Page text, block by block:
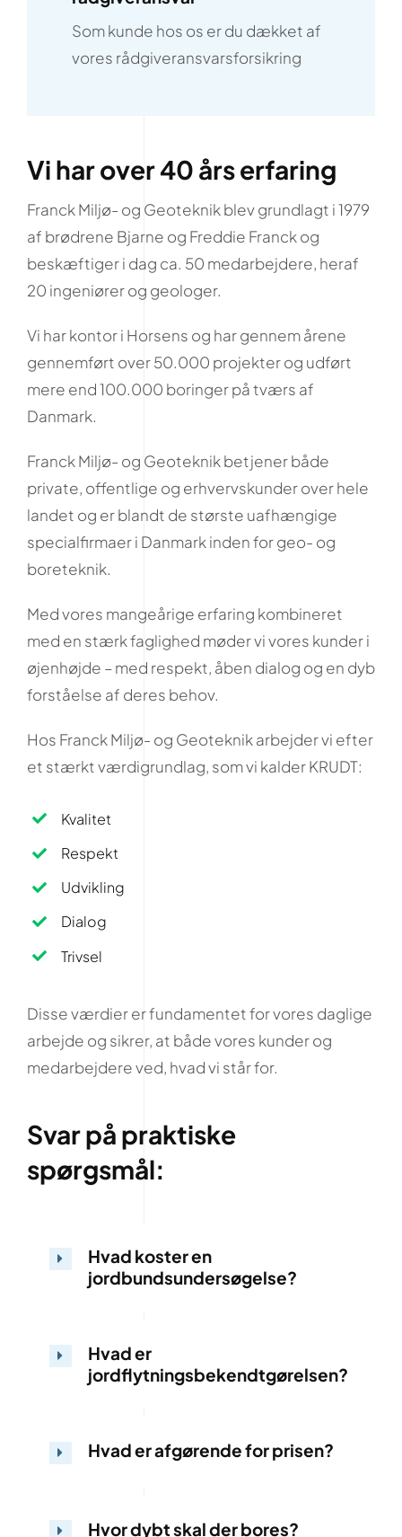
Som kunde hos os er du dækket af
vores rådgiveransvarsforsikring
Vi har over 40 års erfaring
Franck Miljø- og Geoteknik blev grundlagt i 1979
af brødrene Bjarne og Freddie Franck og
beskæftiger i dag ca. 50 medarbejdere, heraf
20 ingeniører og geologer.
Vi har kontor i Horsens og har gennem årene
gennemført over 50.000 projekter og udført
mere end 100.000 boringer på tværs af
Danmark.
Franck Miljø- og Geoteknik betjener både
private, offentlige og erhvervskunder over hele
landet og er blandt de største uafhængige
specialfirmaer i Danmark inden for geo- og
boreteknik.
Med vores mangeårige erfaring kombineret
med en stærk faglighed møder vi vores kunder i
øjenhøjde – med respekt, åben dialog og en dyb
forståelse af deres behov.
Hos Franck Miljø- og Geoteknik arbejder vi efter
et stærkt værdigrundlag, som vi kalder KRUDT:
Kvalitet
Respekt
Udvikling
Dialog
Trivsel
Disse værdier er fundamentet for vores daglige
arbejde og sikrer, at både vores kunder og
medarbejdere ved, hvad vi står for.
Svar på praktiske
spørgsmål:
Hvad koster en
jordbundsundersøgelse?
Hvad er
jordflytningsbekendtgørelsen?
Hvad er afgørende for prisen?
Hvor dybt skal der bores?